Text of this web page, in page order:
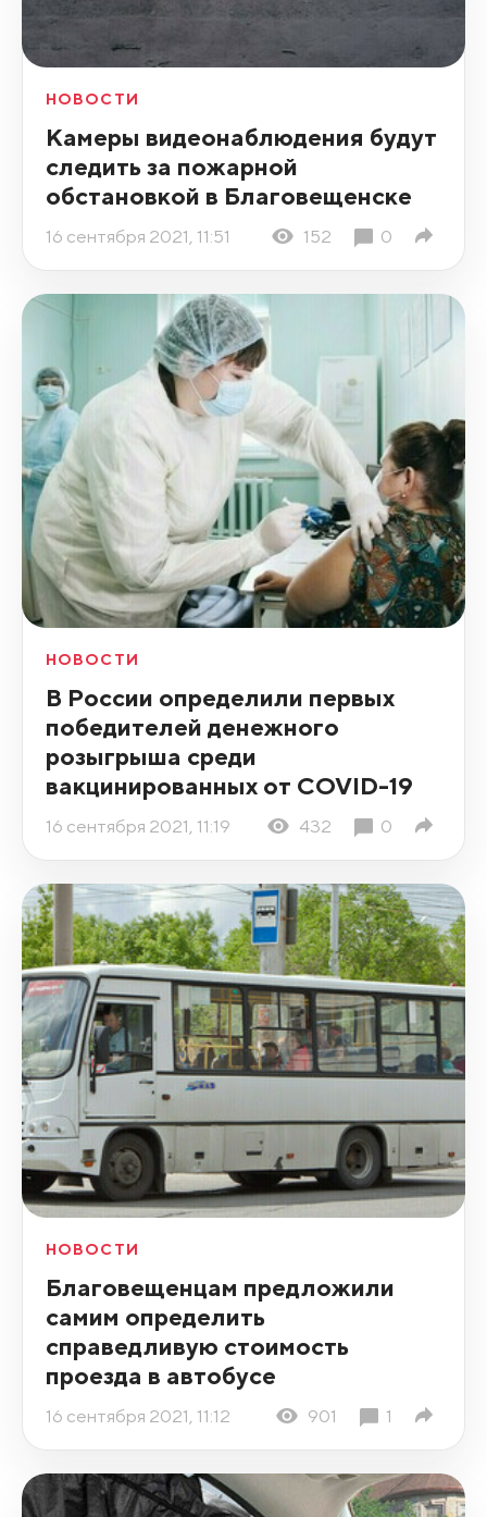
НОВОСТИ
Камеры видеонаблюдения будут
следить за пожарной
обстановкой в Благовещенске
16 сентября 2021, 11:51 152 0
НОВОСТИ
В России определили первых
победителей денежного
розыгрыша среди
вакцинированных от COVID-19
16 сентября 2021, 11:19 432 0
НОВОСТИ
Благовещенцам предложили
самим определить
справедливую стоимость
проезда в автобусе
16 сентября 2021, 11:12 901 1